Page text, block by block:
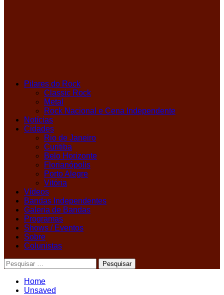
Pilares do Rock
Classic Rock
Metal
Rock Nacional e Cena Independente
Notícias
Cidades
Rio de Janeiro
Curitiba
Belo Horizonte
Florianópolis
Porto Alegre
Vitória
Vídeos
Bandas Independentes
Galeria de Bandas
Programas
Shows / Eventos
Sobre
Colunistas
Pesquisar
por:
Home
Unsaved